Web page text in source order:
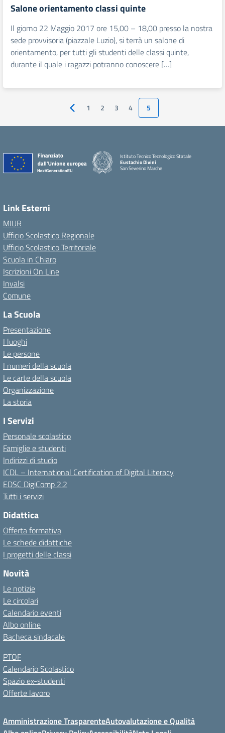
Salone orientamento classi quinte
Il giorno 22 Maggio 2017 ore 15,00 – 18,00 presso la nostra
sede provvisoria (piazzale Luzio), si terrà un salone di
orientamento, per tutti gli studenti delle classi quinte,
durante il quale i ragazzi potranno conoscere […]
Pagina precedente
1 2 3 4 5
Istituto Tecnico Tecnologico Statale
Eustachio Divini
San Severino Marche
Link Esterni
MIUR
Ufficio Scolastico Regionale
Ufficio Scolastico Territoriale
Scuola in Chiaro
Iscrizioni On Line
Invalsi
Comune
La Scuola
Presentazione
I luoghi
Le persone
I numeri della scuola
Le carte della scuola
Organizzazione
La storia
I Servizi
Personale scolastico
Famiglie e studenti
Indirizzi di studio
ICDL – International Certification of Digital Literacy
EDSC DigiComp 2.2
Tutti i servizi
Didattica
Offerta formativa
Le schede didattiche
I progetti delle classi
Novità
Le notizie
Le circolari
Calendario eventi
Albo online
Bacheca sindacale
PTOF
Calendario Scolastico
Spazio ex-studenti
Offerte lavoro
Amministrazione TrasparenteAutovalutazione e Qualità